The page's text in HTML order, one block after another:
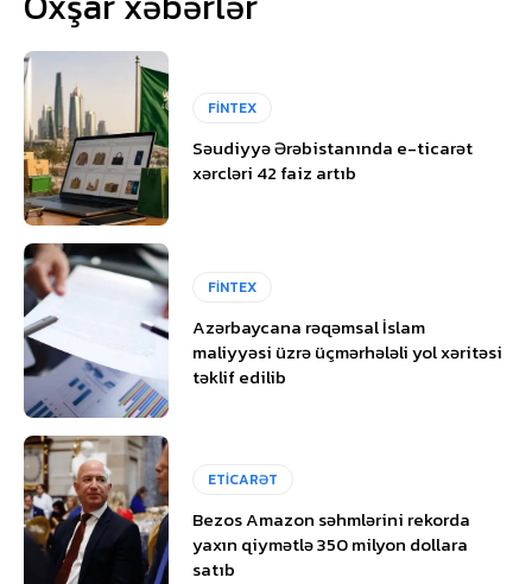
FİNTEX
Səudiyyə Ərəbistanında e-ticarət
xərcləri 42 faiz artıb
FİNTEX
Azərbaycana rəqəmsal İslam
maliyyəsi üzrə üçmərhələli yol xəritəsi
təklif edilib
ETİCARƏT
Bezos Amazon səhmlərini rekorda
yaxın qiymətlə 350 milyon dollara
satıb